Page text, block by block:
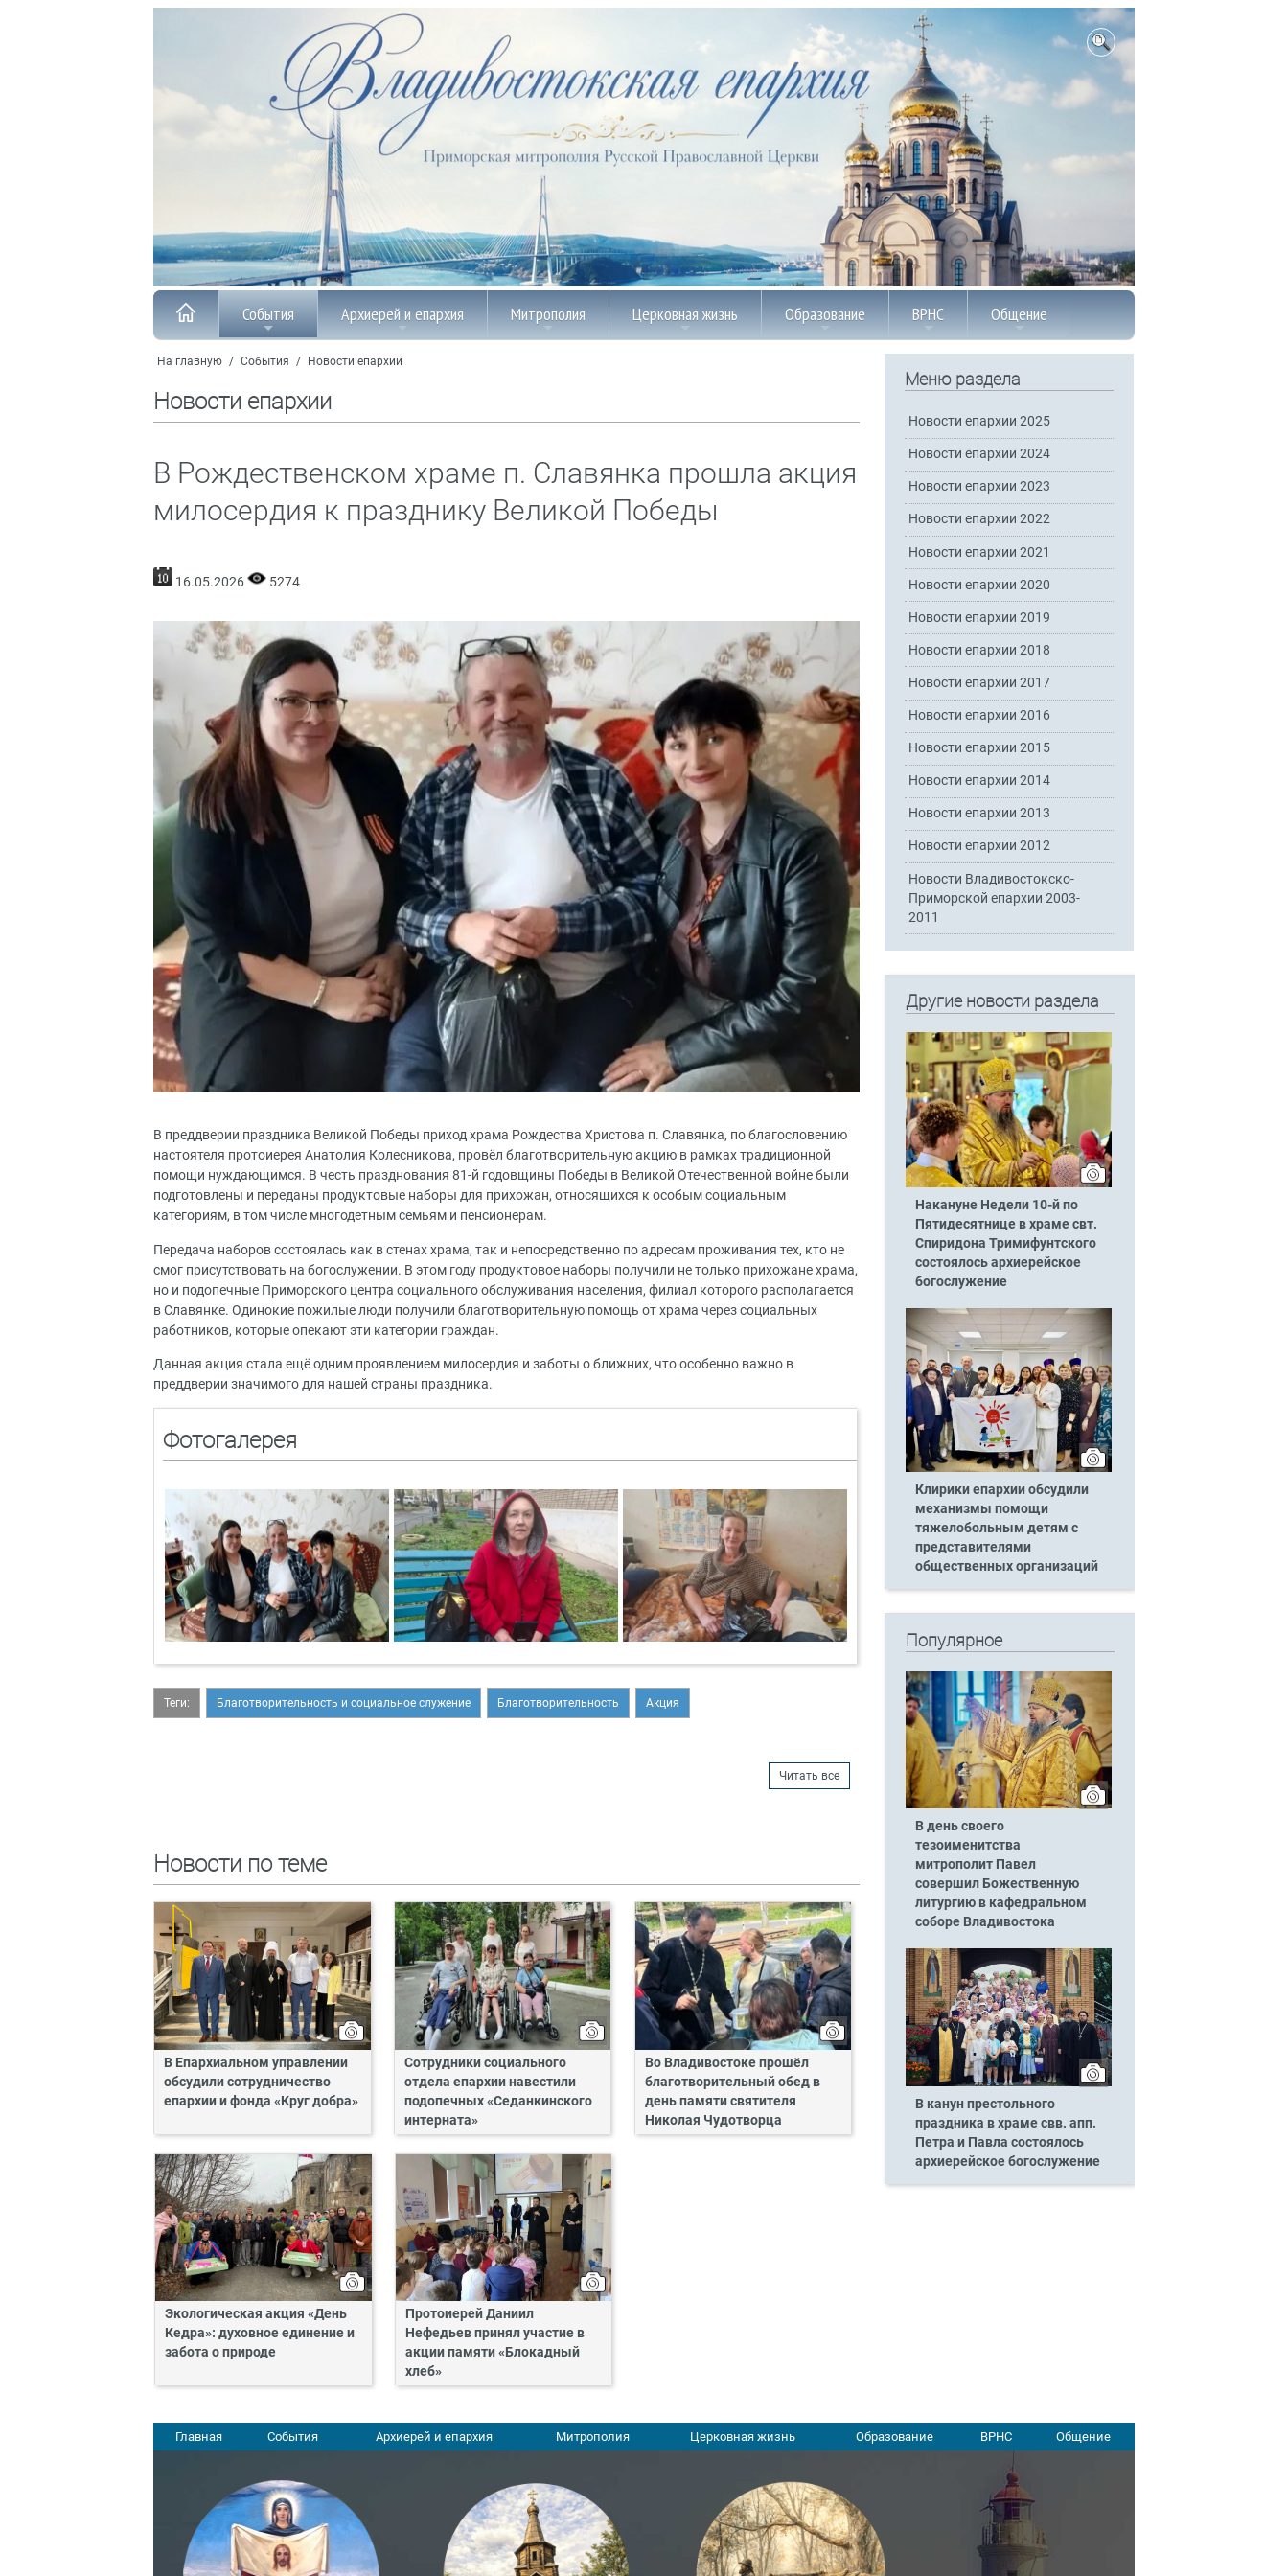
События Архиерей и епархия Митрополия Церковная жизнь Образование ВРНС Общение
На главную / События / Новости епархии
Новости епархии
В Рождественском храме п. Славянка прошла акция
милосердия к празднику Великой Победы
16.05.2026 5274
В преддверии праздника Великой Победы приход храма Рождества Христова п. Славянка, по благословению
настоятеля протоиерея Анатолия Колесникова, провёл благотворительную акцию в рамках традиционной
помощи нуждающимся. В честь празднования 81-й годовщины Победы в Великой Отечественной войне были
подготовлены и переданы продуктовые наборы для прихожан, относящихся к особым социальным
категориям, в том числе многодетным семьям и пенсионерам.
Передача наборов состоялась как в стенах храма, так и непосредственно по адресам проживания тех, кто не
смог присутствовать на богослужении. В этом году продуктовое наборы получили не только прихожане храма,
но и подопечные Приморского центра социального обслуживания населения, филиал которого располагается
в Славянке. Одинокие пожилые люди получили благотворительную помощь от храма через социальных
работников, которые опекают эти категории граждан.
Данная акция стала ещё одним проявлением милосердия и заботы о ближних, что особенно важно в
преддверии значимого для нашей страны праздника.
Фотогалерея
Теги: Благотворительность и социальное служение Благотворительность Акция
Читать все
Новости по теме
В Епархиальном управлении
обсудили сотрудничество
епархии и фонда «Круг добра»
Сотрудники социального
отдела епархии навестили
подопечных «Седанкинского
интерната»
Во Владивостоке прошёл
благотворительный обед в
день памяти святителя
Николая Чудотворца
Экологическая акция «День
Кедра»: духовное единение и
забота о природе
Протоиерей Даниил
Нефедьев принял участие в
акции памяти «Блокадный
хлеб»
Меню раздела
Новости епархии 2025
Новости епархии 2024
Новости епархии 2023
Новости епархии 2022
Новости епархии 2021
Новости епархии 2020
Новости епархии 2019
Новости епархии 2018
Новости епархии 2017
Новости епархии 2016
Новости епархии 2015
Новости епархии 2014
Новости епархии 2013
Новости епархии 2012
Новости Владивостокско-
Приморской епархии 2003-
2011
Другие новости раздела
Накануне Недели 10-й по
Пятидесятнице в храме свт.
Спиридона Тримифунтского
состоялось архиерейское
богослужение
Клирики епархии обсудили
механизмы помощи
тяжелобольным детям с
представителями
общественных организаций
Популярное
В день своего
тезоименитства
митрополит Павел
совершил Божественную
литургию в кафедральном
соборе Владивостока
В канун престольного
праздника в храме свв. апп.
Петра и Павла состоялось
архиерейское богослужение
Главная События Архиерей и епархия Митрополия Церковная жизнь Образование ВРНС Общение